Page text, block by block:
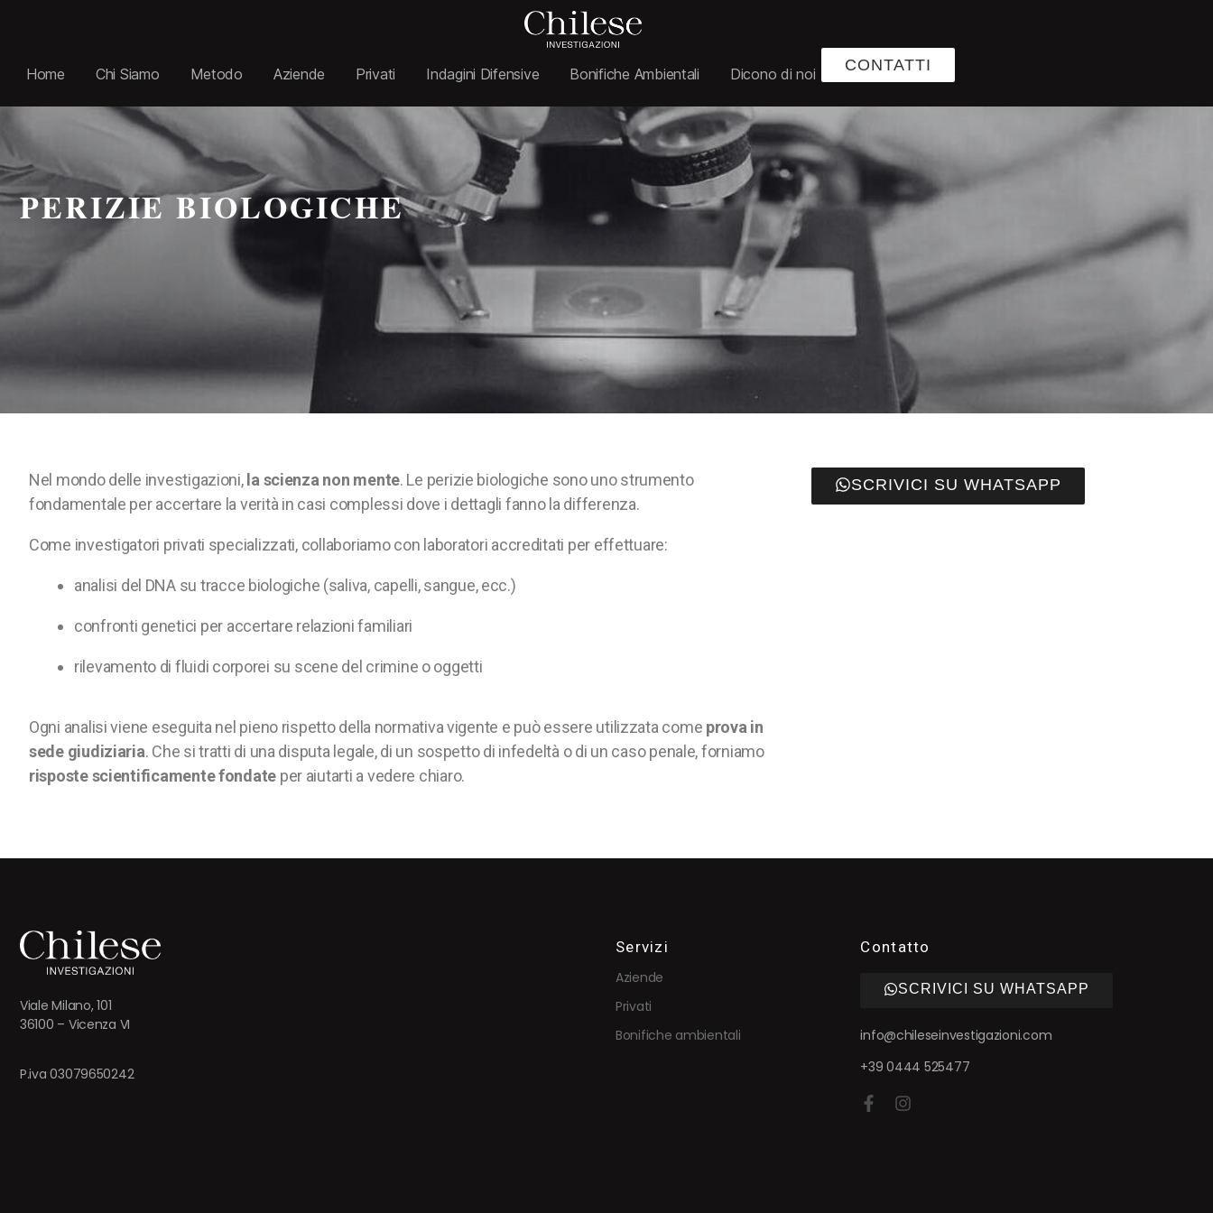
CONTATTI
Home Chi Siamo Metodo Aziende Privati Indagini Difensive Bonifiche Ambientali Dicono di noi
PERIZIE BIOLOGICHE
Nel mondo delle investigazioni, la scienza non mente. Le perizie biologiche sono uno strumento
fondamentale per accertare la verità in casi complessi dove i dettagli fanno la differenza.
Come investigatori privati specializzati, collaboriamo con laboratori accreditati per effettuare:
analisi del DNA su tracce biologiche (saliva, capelli, sangue, ecc.)
confronti genetici per accertare relazioni familiari
rilevamento di fluidi corporei su scene del crimine o oggetti
Ogni analisi viene eseguita nel pieno rispetto della normativa vigente e può essere utilizzata come prova in
sede giudiziaria. Che si tratti di una disputa legale, di un sospetto di infedeltà o di un caso penale, forniamo
risposte scientificamente fondate per aiutarti a vedere chiaro.
SCRIVICI SU WHATSAPP
Viale Milano, 101
36100 – Vicenza VI
P.iva 03079650242
Servizi
Aziende
Privati
Bonifiche ambientali
Contatto
SCRIVICI SU WHATSAPP
info@chileseinvestigazioni.com
+39 0444 525477